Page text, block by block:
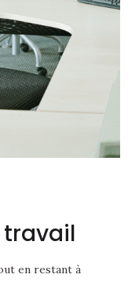
travail
en restant à